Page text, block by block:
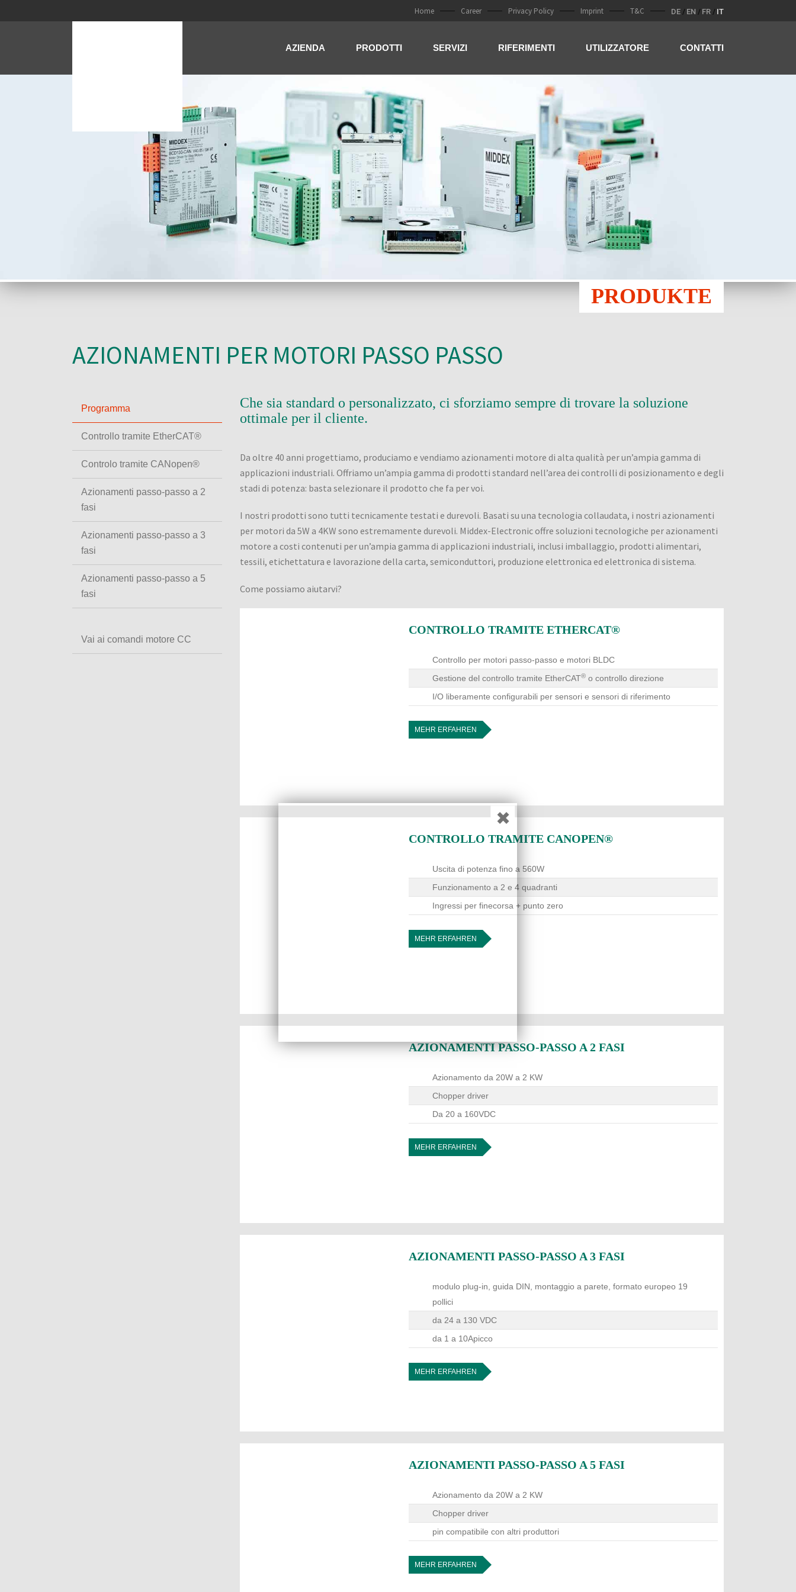
Home Career Privacy Policy Imprint T&C DE EN FR IT
AZIENDA PRODOTTI SERVIZI RIFERIMENTI UTILIZZATORE CONTATTI
PRODUKTE
AZIONAMENTI PER MOTORI PASSO PASSO
Che sia standard o personalizzato, ci sforziamo sempre di trovare la soluzione
ottimale per il cliente.
Da oltre 40 anni progettiamo, produciamo e vendiamo azionamenti motore di alta qualità per un’ampia gamma di
applicazioni industriali. Offriamo un’ampia gamma di prodotti standard nell’area dei controlli di posizionamento e degli
stadi di potenza: basta selezionare il prodotto che fa per voi.
I nostri prodotti sono tutti tecnicamente testati e durevoli. Basati su una tecnologia collaudata, i nostri azionamenti
per motori da 5W a 4KW sono estremamente durevoli. Middex-Electronic offre soluzioni tecnologiche per azionamenti
motore a costi contenuti per un’ampia gamma di applicazioni industriali, inclusi imballaggio, prodotti alimentari,
tessili, etichettatura e lavorazione della carta, semiconduttori, produzione elettronica ed elettronica di sistema.
Come possiamo aiutarvi?
CONTROLLO TRAMITE ETHERCAT®
Controllo per motori passo-passo e motori BLDC
Gestione del controllo tramite EtherCAT® o controllo direzione
I/O liberamente configurabili per sensori e sensori di riferimento
MEHR ERFAHREN
CONTROLLO TRAMITE CANOPEN®
Uscita di potenza fino a 560W
Funzionamento a 2 e 4 quadranti
Ingressi per finecorsa + punto zero
MEHR ERFAHREN
AZIONAMENTI PASSO-PASSO A 2 FASI
Azionamento da 20W a 2 KW
Chopper driver
Da 20 a 160VDC
MEHR ERFAHREN
AZIONAMENTI PASSO-PASSO A 3 FASI
modulo plug-in, guida DIN, montaggio a parete, formato europeo 19
pollici
da 24 a 130 VDC
da 1 a 10Apicco
MEHR ERFAHREN
AZIONAMENTI PASSO-PASSO A 5 FASI
Azionamento da 20W a 2 KW
Chopper driver
pin compatibile con altri produttori
MEHR ERFAHREN
Programma
Controllo tramite EtherCAT®
Controlo tramite CANopen®
Azionamenti passo-passo a 2
fasi
Azionamenti passo-passo a 3
fasi
Azionamenti passo-passo a 5
fasi
Vai ai comandi motore CC
✖